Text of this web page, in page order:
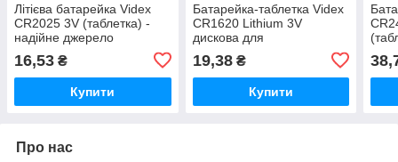
Літієва батарейка Videx
CR2025 3V (таблетка) -
надійне джерело
живлення для електроніки
16,53 ₴
Купити
Батарейка-таблетка Videx
CR1620 Lithium 3V
дискова для
автомобільних ключів та
датчиків
19,38₴
Купити
Про нас